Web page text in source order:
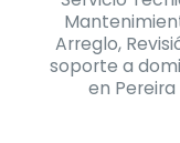
Servicio
Arreglo,
soporte a